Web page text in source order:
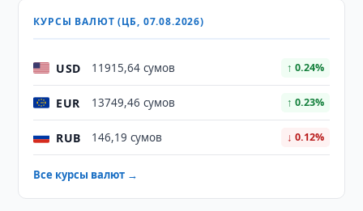
КУРСЫ ВАЛЮТ (ЦБ, 07.08.2026)
USD 11915,64 сумов ↑ 0.24%
EUR 13749,46 сумов ↑ 0.23%
RUB 146,19 сумов ↓ 0.12%
Все курсы валют →